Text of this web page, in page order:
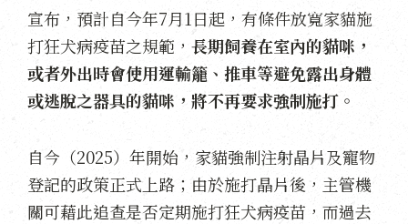
宣布，預計自今年7月1日起，有條件放寬家貓施
打狂犬病疫苗之規範， 長期飼養在室內的貓咪，
或者外出時會使用運輸籠、推車等避免露出身體
或逃脫之器具的貓咪，將不再要求強制施打。
自今（2025）年開始，家貓強制注射晶片及寵物
登記的政策正式上路；由於施打晶片後，主管機
關可藉此追查是否定期施打狂犬病疫苗，而過去